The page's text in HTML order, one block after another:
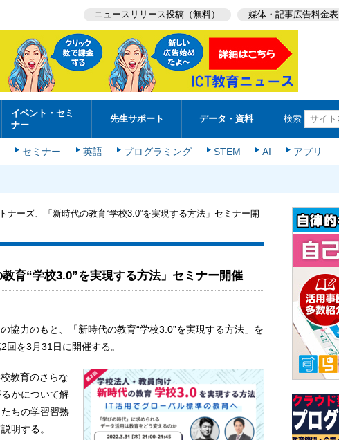
ニュースリリース投稿（無料） 媒体・記事広告料金表
イベント・セミ
ナー
先生サポート データ・資料 検索
セミナー 英語 プログラミング STEM AI アプリ
ナーズ、「新時代の教育“学校3.0”を実現する方法」セミナー開
育“学校3.0”を実現する方法」セミナー開催
協力のもと、「新時代の教育“学校3.0”を実現する方法」を
を3月31日に開催する。
教育のさらな
かについて解
ちの学習習熟
明する。